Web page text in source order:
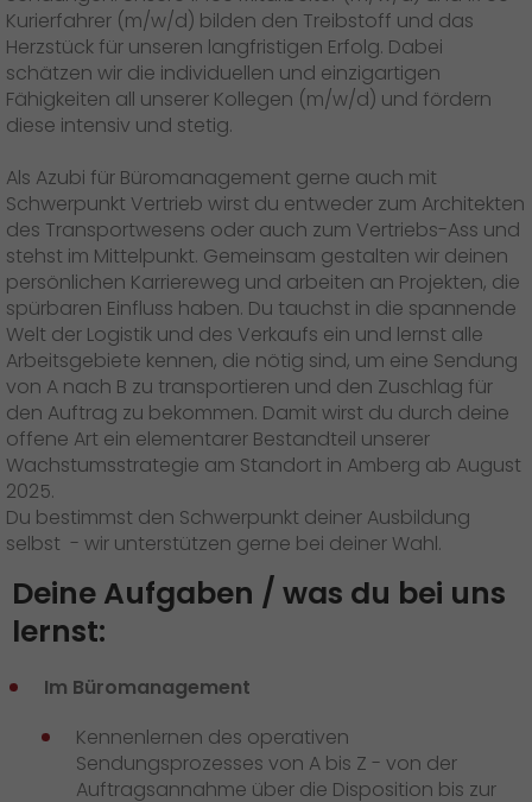
Pressematerial
GO! Pressekontakt
>
Kurierfahrer (m/w/d) bilden den Treibstoff und das
Herzstück für unseren langfristigen Erfolg. Dabei
schätzen wir die individuellen und einzigartigen
Fähigkeiten all unserer Kollegen (m/w/d) und fördern
diese intensiv und stetig.
Als Azubi für Büromanagement gerne auch mit
Schwerpunkt Vertrieb wirst du entweder zum Architekten
des Transportwesens oder auch zum Vertriebs-Ass und
stehst im Mittelpunkt. Gemeinsam gestalten wir deinen
persönlichen Karriereweg und arbeiten an Projekten, die
spürbaren Einfluss haben. Du tauchst in die spannende
Welt der Logistik und des Verkaufs ein und lernst alle
Arbeitsgebiete kennen, die nötig sind, um eine Sendung
von A nach B zu transportieren und den Zuschlag für
den Auftrag zu bekommen. Damit wirst du durch deine
offene Art ein elementarer Bestandteil unserer
Wachstumsstrategie am Standort in Amberg ab August
2025.
Du bestimmst den Schwerpunkt deiner Ausbildung
selbst - wir unterstützen gerne bei deiner Wahl.
Deine Aufgaben / was du bei uns
lernst:
Im Büromanagement
Kennenlernen des operativen
Sendungsprozesses von A bis Z - von der
Auftragsannahme über die Disposition bis zur